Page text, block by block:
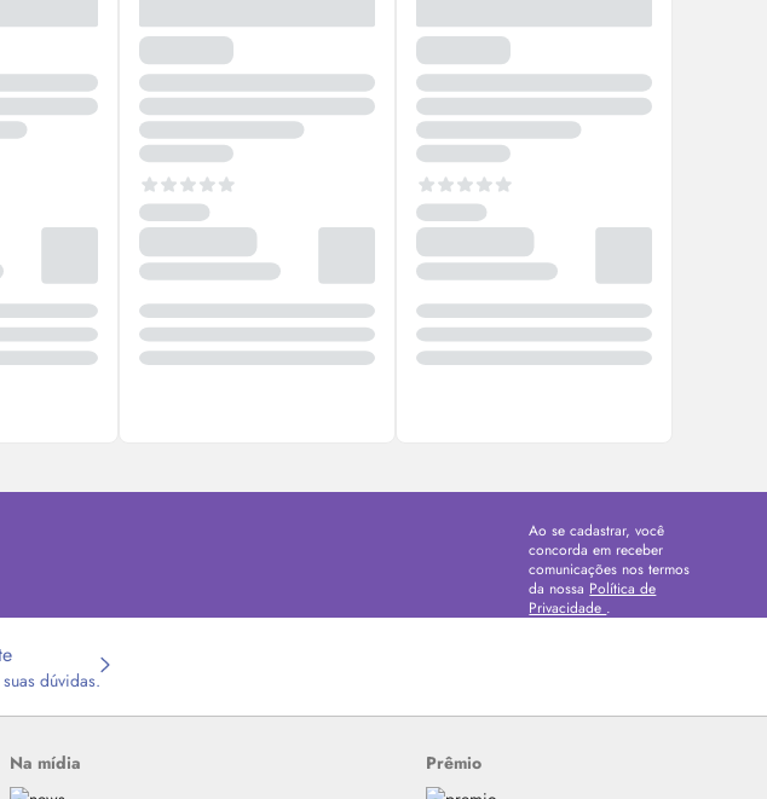
Ao se cadastrar, você
concorda em receber
comunicações nos termos
da nossa Política de
Privacidade .
dúvidas.
Na mídia Prêmio